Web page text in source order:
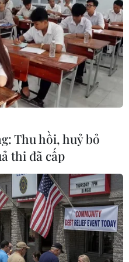
mặt trận thúc đẩy quyền
nghiệp chưa có những
vệ quyền sở hữu trí tuệ
Thu hồi, huỷ bỏ
thi đã cấp